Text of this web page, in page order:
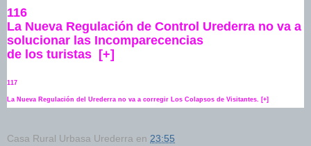
116
La Nueva Regulación de Control Urederra no va a
solucionar las Incomparecencias
de los turistas [+]
117
La Nueva Regulación del Urederra no va a corregir Los Colapsos de Visitantes. [+]
Casa Rural Urbasa Urederra en 23:55